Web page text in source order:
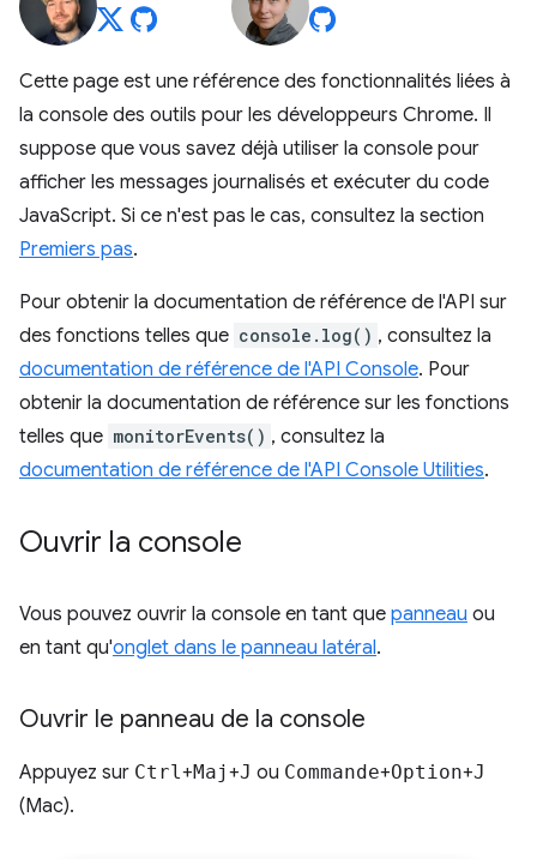
Cette page est une référence des fonctionnalités liées à
la console des outils pour les développeurs Chrome. Il
suppose que vous savez déjà utiliser la console pour
afficher les messages journalisés et exécuter du code
JavaScript. Si ce n'est pas le cas, consultez la section
Premiers pas.
Pour obtenir la documentation de référence de l'API sur
des fonctions telles que console.log() , consultez la
documentation de référence de l'API Console. Pour
obtenir la documentation de référence sur les fonctions
telles que monitorEvents() , consultez la
documentation de référence de l'API Console Utilities.
Ouvrir la console
Vous pouvez ouvrir la console en tant que panneau ou
en tant qu'onglet dans le panneau latéral.
Ouvrir le panneau de la console
Appuyez sur Ctrl+Maj+J ou Commande+Option+J
(Mac).